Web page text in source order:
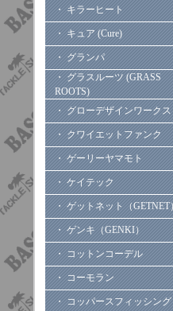
・ キラーヒート
・ キュア (Cure)
・ グランパ
・ グラスルーツ (GRASS
ROOTS)
・ グローデザインワークス
・ クワイエットファンク
・ ゲーリーヤマモト
・ ケイテック
・ ゲットネット（GETNET
・ ゲンキ（GENKI）
・ コットンコーデル
・ コーモラン
・ コッパースフィッシング